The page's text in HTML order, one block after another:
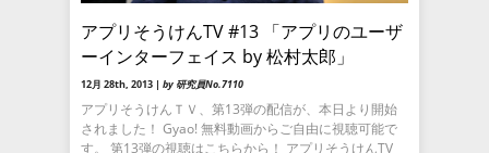
アプリそうけんTV #13 「アプリのユーザ
ーインターフェイス by 松村太郎」
12月 28th, 2013 | by 研究員No.7110
アプリそうけんＴＶ、第13弾の配信が、本日より開始
されました！ Gyao! 無料動画からご自由に視聴可能で
す。 第13弾の視聴はこちらから！ アプリそうけんTV